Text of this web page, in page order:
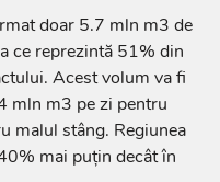
doar 5.7 mln m3 de
ce reprezintă 51% din
Acest volum va fi
mln m3 pe zi pentru
malul stâng. Regiunea
mai puțin decât în